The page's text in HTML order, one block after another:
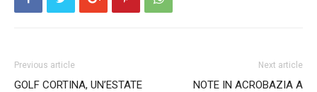
Previous article
GOLF CORTINA, UN’ESTATE
Next article
NOTE IN ACROBAZIA A